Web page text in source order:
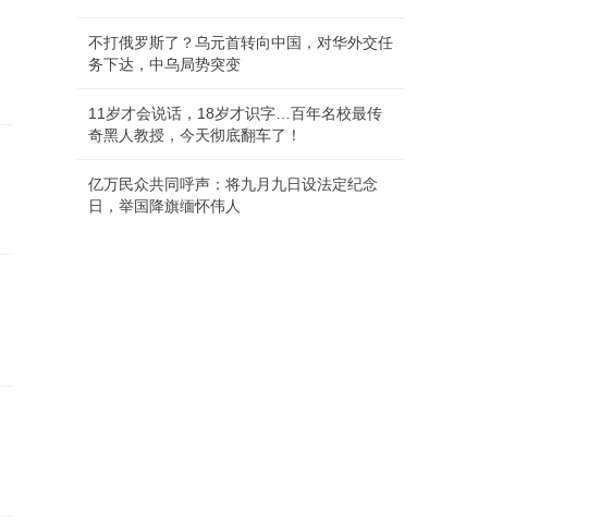
不打俄罗斯了？乌元首转向中国，对华外交任
务下达，中乌局势突变
11岁才会说话，18岁才识字…百年名校最传
奇黑人教授，今天彻底翻车了！
亿万民众共同呼声：将九月九日设法定纪念
日，举国降旗缅怀伟人